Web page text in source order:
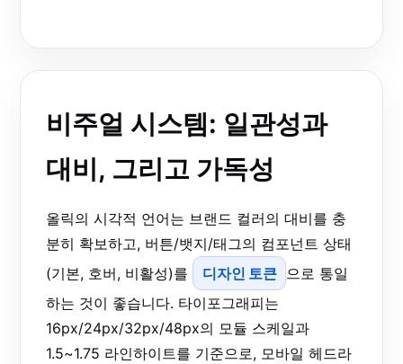
비주얼 시스템: 일관성과
대비, 그리고 가독성
올릭의 시각적 언어는 브랜드 컬러의 대비를 충
분히 확보하고, 버튼/뱃지/태그의 컴포넌트 상태
(기본, 호버, 비활성)를
디자인 토큰 으로 통일
하는 것이 좋습니다. 타이포그래피는
16px/24px/32px/48px의 모듈 스케일과
1.5~1.75 라인하이트를 기준으로, 모바일 헤드라